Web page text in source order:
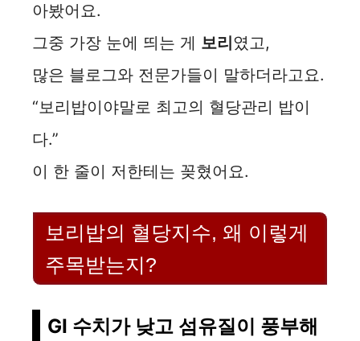
o
아봤어요.
그중 가장 눈에 띄는 게 보리였고,
많은 블로그와 전문가들이 말하더라고요.
“보리밥이야말로 최고의 혈당관리 밥이
다.”
이 한 줄이 저한테는 꽂혔어요.
보리밥의 혈당지수, 왜 이렇게
주목받는지?
GI 수치가 낮고 섬유질이 풍부해